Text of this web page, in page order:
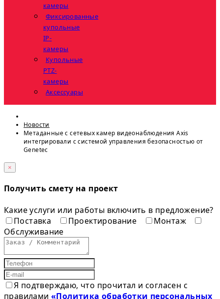
камеры
Фиксированные
купольные
IP-
камеры
Купольные
PTZ-
камеры
Аксессуары
Новости
Метаданные с сетевых камер видеонаблюдения Axis
интегрировали с системой управления безопасностью от
Genetec
×
Получить смету на проект
Какие услуги или работы включить в предложение?
Поставка
Проектирование
Монтаж
Обслуживание
Я подтверждаю, что прочитал и согласен с
правилами«Политика обработки персональных